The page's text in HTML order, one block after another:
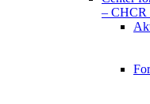
– CHCR